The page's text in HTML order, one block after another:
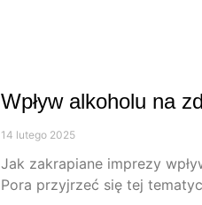
Wpływ alkoholu na
14 lutego 2025
Jak zakrapiane imprezy
Pora przyjrzeć się tej